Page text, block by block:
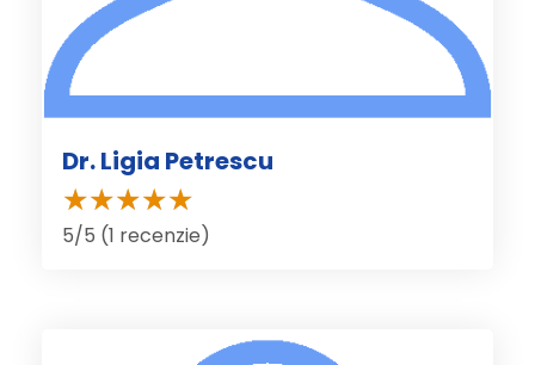
Dr. Ligia Petrescu
5/5 (1 recenzie)